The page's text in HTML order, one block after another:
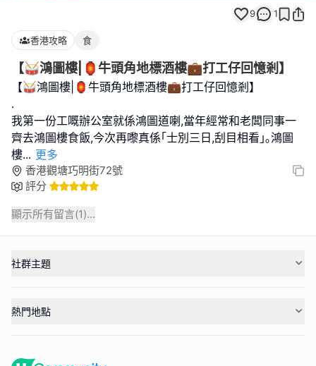
9 1
香港攻略 食
【🥁鴻圖樓|🏮牛頭角地標酒樓💼打工仔回憶剎】
【🥁鴻圖樓|🏮牛頭角地標酒樓💼打工仔回憶剎】
.
我第一份工嘅辦公室就係鴻圖道喇,當年經常和老闆同事一
齊去鴻圖樓食飯,今次再嚟真係｢士別三日,刮目相看｣｡鴻圖
樓... 更多
香港觀塘巧明街72號
評分
顯示所有留言(1)...
社群主題
熱門地點